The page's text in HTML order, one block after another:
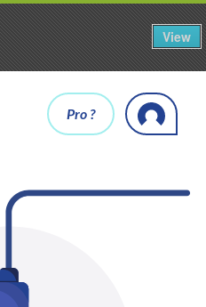
View
Pro ?